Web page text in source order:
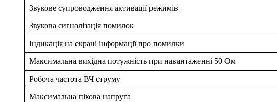
Звукове супроводження активації режимів
Звукова сигналізація помилок
Індикація на екрані інформації про помилки
Максимальна вихідна потужність при навантаженні 50 Ом
Робоча частота ВЧ струму
Максимальна пікова напруга